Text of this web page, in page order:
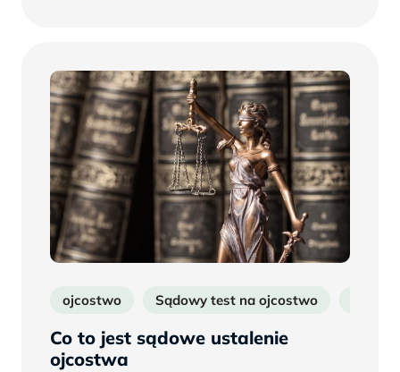
ojcostwo Sądowy test na ojcostwo
Co to jest sądowe ustalenie
ojcostwa